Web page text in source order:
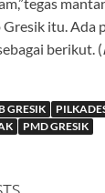
itu. Ada
berikut. (
GRESIK
PMD GRESIK